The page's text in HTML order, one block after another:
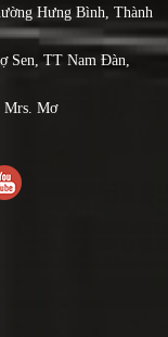
Hưng Bình, Thành
Sen, TT Nam Đàn,
Mrs. Mơ